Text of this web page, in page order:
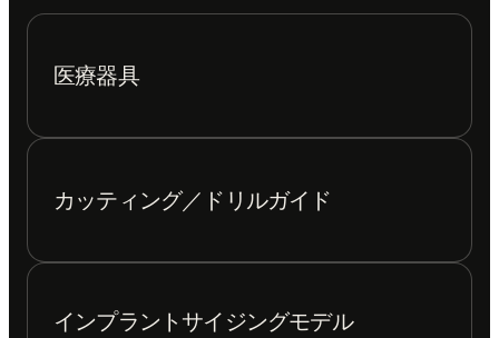
医療器具
カッティング／ドリルガイド
インプラントサイジングモデル